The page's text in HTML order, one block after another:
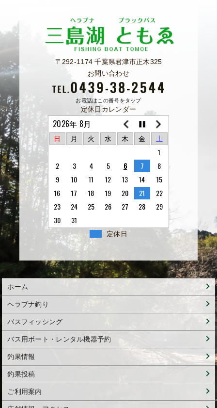
〒292-1174 千葉県君津市正木325
お問い合わせ
お電話はこの番号をタップ
定休日カレンダー
2026年 8月
日 月 火 水 木 金 土
1
2
3 4 5 6 7
8
9
10 11 12 13 14
15
16
17 18 19 20 21
22
23
24 25 26 27 28
29
30
31
定休日
ホーム
ヘラブナ釣り
バスフィッシング
バス用ボート・レンタル機器予約
釣果情報
釣果投稿
ご利用案内